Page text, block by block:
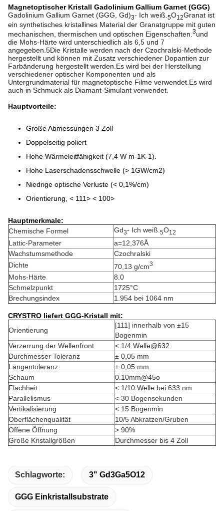
Magnetoptischer Kristall Gadolinium Gallium Garnet (GGG)
Gadolinium Gallium Garnet (GGG, Gd)3- Ich weiß. 5O12Granat ist
ein synthetisches kristallines Material der Granatgruppe mit guten
mechanischen, thermischen und optischen Eigenschaften.3und
die Mohs-Härte wird unterschiedlich als 6,5 und 7
angegeben.5Die Kristalle werden nach der Czochralski-Methode
hergestellt und können mit Zusatz verschiedener Dopantien zur
Farbänderung hergestellt werden.Es wird bei der Herstellung
verschiedener optischer Komponenten und als
Untergrundmaterial für magnetoptische Filme verwendet.Es wird
auch in Schmuck als Diamant-Simulant verwendet.
Hauptvorteile:
Große Abmessungen 3 Zoll
Doppelseitig poliert
Hohe Wärmeleitfähigkeit (7,4 W m-1K-1).
Hohe Laserschadensschwelle (> 1GW/cm2)
Niedrige optische Verluste (< 0,1%/cm)
Orientierung, < 111> < 100>
Hauptmerkmale:
Chemische Formel
Gd3- Ich weiß.5O12
Lattic-Parameter
a=12,376Å
Wachstumsmethode
Czochralski
Dichte
70,13 g/cm3
Mohs-Härte
8.0
Schmelzpunkt
1725°C
Brechungsindex
1.954 bei 1064 nm
CRYSTRO liefert GGG-Kristall mit:
Orientierung
[111] innerhalb von ±15
Bogenmin
Verzerrung der Wellenfront
< 1/4 Welle@632
Durchmesser Toleranz
± 0,05 mm
Längentoleranz
± 0,05 mm
Schaum
0.10mm@45o
Flachheit
< 1/10 Welle bei 633 nm
Parallelismus
< 30 Bogensekunden
Vertikalisierung
< 15 Bogenmin
Oberflächenqualität
10/5 Abkratzen/Gruben
Offene Öffnung
> 90%
Große Kristallgrößen
Durchmesser bis 4 Zoll
Schlagworte: 3" Gd3Ga5O12
GGG Einkristallsubstrate